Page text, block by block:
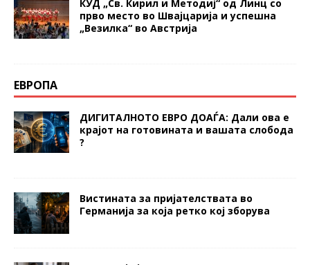
КУД „Св. Кирил и Методиј“ од Линц со
прво место во Швајцарија и успешна
„Везилка“ во Австрија
ЕВРОПА
ДИГИТАЛНОТО ЕВРО ДОАЃА: Дали ова е
крајот на готовината и вашата слобода
?
Вистината за пријателствата во
Германија за која ретко кој зборува